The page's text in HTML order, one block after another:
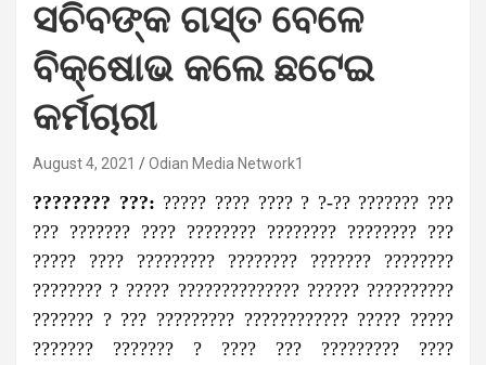
ସଚିବଙ୍କ ଗସ୍ତ ବେଳେ
ବିକ୍ଷୋଭ କଲେ ଛଟେଇ
କର୍ମଚାରୀ
August 4, 2021 Odian Media Network1
???????? ???: ????? ???? ???? ? ?-?? ??????? ???
??? ??????? ???? ???????? ???????? ???????? ???
????? ???? ????????? ???????? ??????? ????????
???????? ? ????? ?????????????? ?????? ??????????
??????? ? ??? ????????? ???????????? ????? ?????
??????? ??????? ? ???? ??? ????????? ????